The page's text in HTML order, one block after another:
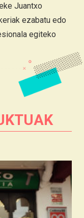
Juantxo
ezabatu edo
egiteko